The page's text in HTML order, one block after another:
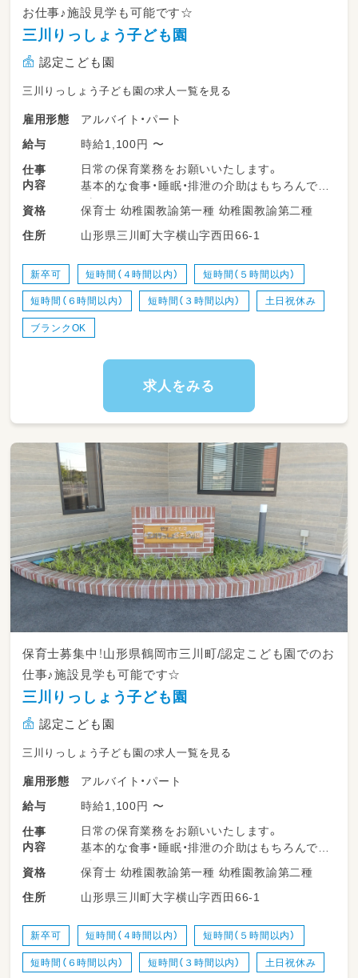
お仕事♪施設見学も可能です☆
三川りっしょう子ども園
認定こども園
三川りっしょう子ども園の求人一覧を見る
雇用形態
アルバイト・パート
給与
時給1,100円 〜
仕事
内容
日常の保育業務をお願いいたします。
基本的な食事・睡眠・排泄の介助はもちろんです
が、
職員が子ども達と一緒におもちゃで遊ぶことを
何よりも大事としています。
資格
保育士 幼稚園教諭第一種 幼稚園教諭第二種
住所
山形県三川町大字横山字西田66-1
新卒可 短時間（４時間以内） 短時間（５時間以内）
短時間（６時間以内） 短時間（３時間以内） 土日祝休み
ブランクOK
求人をみる
保育士募集中！山形県鶴岡市三川町/認定こども園でのお
仕事♪施設見学も可能です☆
三川りっしょう子ども園
認定こども園
三川りっしょう子ども園の求人一覧を見る
雇用形態
アルバイト・パート
給与
時給1,100円 〜
仕事
内容
日常の保育業務をお願いいたします。
基本的な食事・睡眠・排泄の介助はもちろんです
が、
職員が子ども達と一緒におもちゃで遊ぶことを
何よりも大事としています。
資格
保育士 幼稚園教諭第一種 幼稚園教諭第二種
住所
山形県三川町大字横山字西田66-1
新卒可 短時間（４時間以内） 短時間（５時間以内）
短時間（６時間以内） 短時間（３時間以内） 土日祝休み